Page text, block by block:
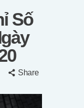
Số
Share